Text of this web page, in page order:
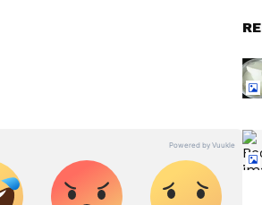
ఐస్ క్రిస్టల్స్ ఏర్పడుతాయి.
తినడం వల్ల ఎలాంటి ప్రయోజనం